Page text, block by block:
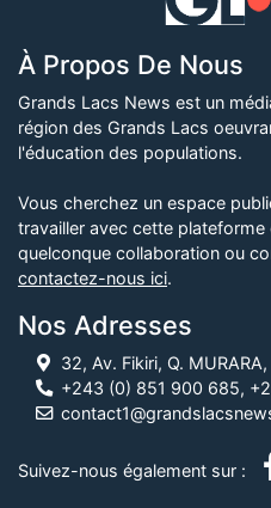
À Propos De Nous
Grands Lacs News est un
région des Grands Lacs
l'éducation des populations.
Vous cherchez un espace
travailler avec cette
quelconque collaboration ou
contactez-nous ici.
Nos Adresses
32, Av. Fikiri, Q.
+243 (0) 851 900 685,
Suivez-nous également sur :